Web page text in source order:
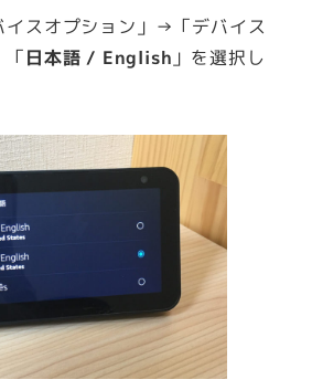
イスオプション」→「デバイス
「日本語 / English 」を選択し